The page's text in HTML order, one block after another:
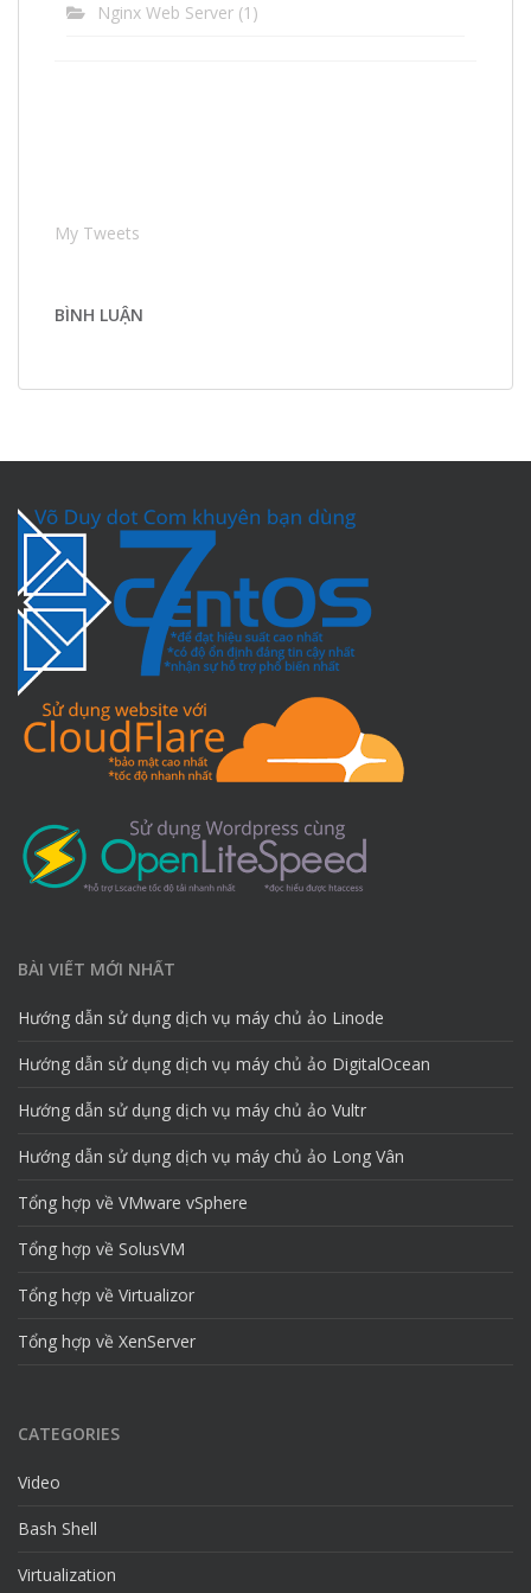
Nginx Web Server (1)
My Tweets
BÌNH LUẬN
BÀI VIẾT MỚI NHẤT
Hướng dẫn sử dụng dịch vụ máy chủ ảo Linode
Hướng dẫn sử dụng dịch vụ máy chủ ảo DigitalOcean
Hướng dẫn sử dụng dịch vụ máy chủ ảo Vultr
Hướng dẫn sử dụng dịch vụ máy chủ ảo Long Vân
Tổng hợp về VMware vSphere
Tổng hợp về SolusVM
Tổng hợp về Virtualizor
Tổng hợp về XenServer
CATEGORIES
Video
Bash Shell
Virtualization